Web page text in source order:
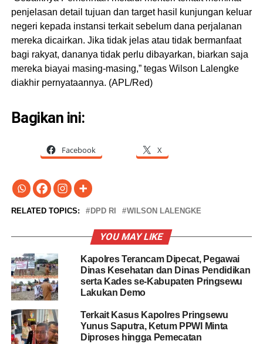
penjelasan detail tujuan dan target hasil kunjungan keluar
negeri kepada instansi terkait sebelum dana perjalanan
mereka dicairkan. Jika tidak jelas atau tidak bermanfaat
bagi rakyat, dananya tidak perlu dibayarkan, biarkan saja
mereka biayai masing-masing,” tegas Wilson Lalengke
diakhir pernyataannya. (APL/Red)
Bagikan ini:
Facebook X
RELATED TOPICS: DPD RI WILSON LALENGKE
YOU MAY LIKE
Kapolres Terancam Dipecat, Pegawai
Dinas Kesehatan dan Dinas Pendidikan
serta Kades se-Kabupaten Pringsewu
Lakukan Demo
Terkait Kasus Kapolres Pringsewu
Yunus Saputra, Ketum PPWI Minta
Diproses hingga Pemecatan